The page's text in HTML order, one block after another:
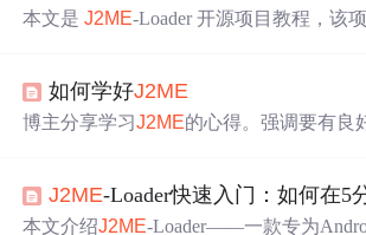
讨了J2SE应用在J2ME平台的兼容性。
本文是J2ME-Loader 开源项目教程，该
化性能等最佳实践，还提及
目，助用户利用扩展J2ME 功能。
如何学好J2ME
博主分享学习J2ME的心得。强调要有良
程、关注新技术，解决中文和IO问题，
J2ME-Loader快速入门：如何在5分
本文介绍J2ME-Loader——一款专为